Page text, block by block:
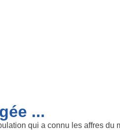
...
qui a connu les affres